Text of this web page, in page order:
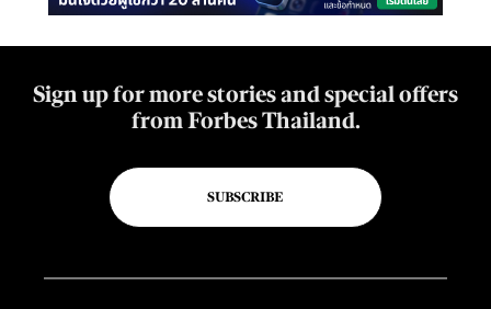
Sign up for more stories and special offers
from Forbes Thailand.
SUBSCRIBE